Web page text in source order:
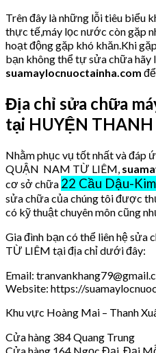
Trên đây là những lỗi tiêu biểu
thực tế,máy lọc nước còn gặp
hoạt động gặp khó khăn.Khi
bạn không thể tự sửa chữa hãy
suamaylocnuoctainha.com
Địa chỉ sửa chữa
tại HUYỆN THANH
Nhằm phục vụ tốt nhất và đáp
QUẬN NAM TỪ LIÊM,
cơ sở chữa 22 Cầu Dậu-
sửa chữa của chúng tôi được
có kỹ thuật chuyên môn cũng
Gia đình bạn có thể liên hệ sửa
TỪ LIÊM tại địa chỉ dưới đây:
Email:
Website: https://
Khu vực Hoàng Mai – Thanh
Cửa hàng 384 Quang Trung